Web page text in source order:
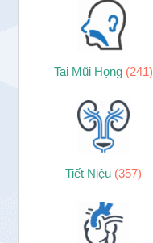
Tai Mũi Họng (241)
Tiết Niệu (357)